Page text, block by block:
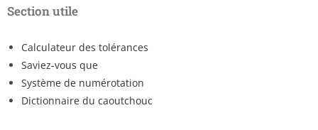
Section utile
Calculateur des tolérances
Saviez-vous que
Système de numérotation
Dictionnaire du caoutchouc